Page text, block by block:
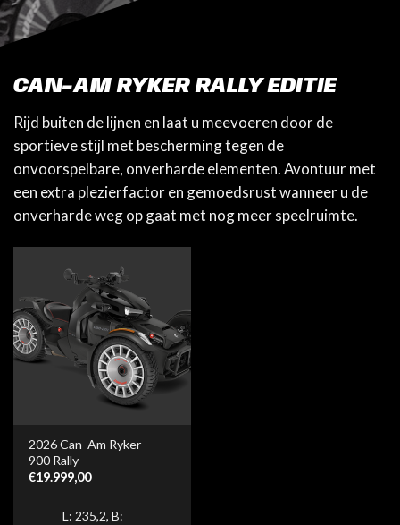
CAN-AM RYKER RALLY EDITIE
Rijd buiten de lijnen en laat u meevoeren door de
sportieve stijl met bescherming tegen de
onvoorspelbare, onverharde elementen. Avontuur met
een extra plezierfactor en gemoedsrust wanneer u de
onverharde weg op gaat met nog meer speelruimte.
2026 Can-Am Ryker
900 Rally
€19.999,00
L: 235,2, B: